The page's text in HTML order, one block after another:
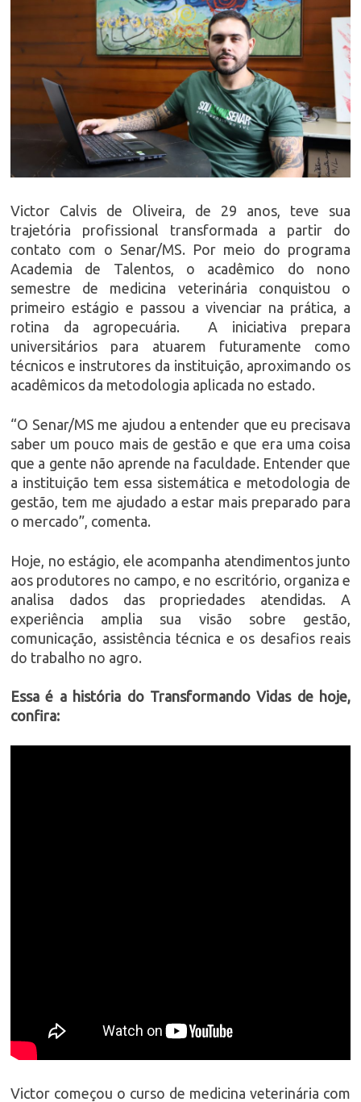
Victor Calvis de Oliveira, de 29 anos, teve sua
trajetória profissional transformada a partir do
contato com o Senar/MS. Por meio do programa
Academia de Talentos, o acadêmico do nono
semestre de medicina veterinária conquistou o
primeiro estágio e passou a vivenciar na prática, a
rotina da agropecuária. A iniciativa prepara
universitários para atuarem futuramente como
técnicos e instrutores da instituição, aproximando os
acadêmicos da metodologia aplicada no estado.
“O Senar/MS me ajudou a entender que eu precisava
saber um pouco mais de gestão e que era uma coisa
que a gente não aprende na faculdade. Entender que
a instituição tem essa sistemática e metodologia de
gestão, tem me ajudado a estar mais preparado para
o mercado”, comenta.
Hoje, no estágio, ele acompanha atendimentos junto
aos produtores no campo, e no escritório, organiza e
analisa dados das propriedades atendidas. A
experiência amplia sua visão sobre gestão,
comunicação, assistência técnica e os desafios reais
do trabalho no agro.
Essa é a história do Transformando Vidas de hoje,
confira:
Victor começou o curso de medicina veterinária com